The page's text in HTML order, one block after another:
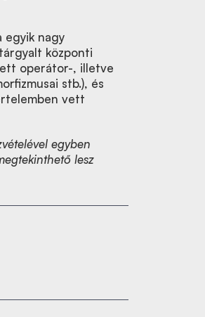
egyik nagy
központi
operátor-, illetve
stb.), és
vett
egyben
lesz